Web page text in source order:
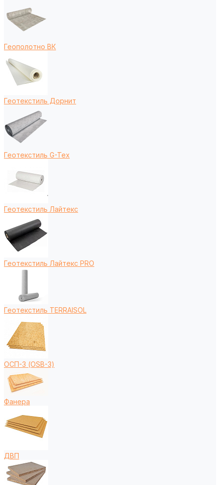
Геополотно ВК
Геотекстиль Дорнит
Геотекстиль G-Tex
Геотекстиль Лайтекс
Геотекстиль Лайтекс PRO
Геотекстиль TERRAISOL
ОСП-3 (OSB-3)
Фанера
ДВП